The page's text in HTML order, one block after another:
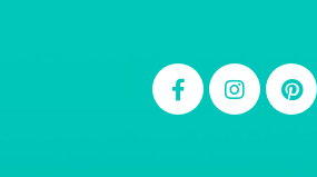
Carla